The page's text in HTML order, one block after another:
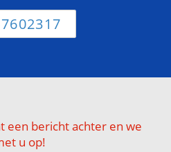
een bericht achter en we
u op!